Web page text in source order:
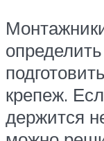
крепеж.
держится